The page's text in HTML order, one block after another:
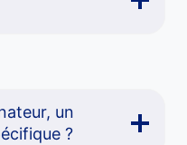
un
?